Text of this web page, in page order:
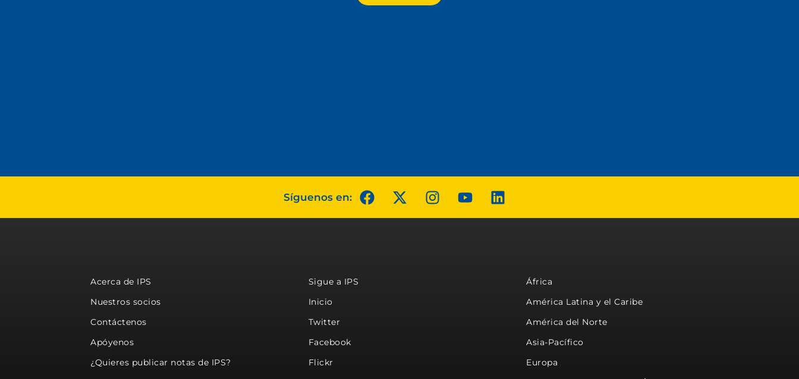
Síguenos en:
Acerca de IPS
Nuestros socios
Contáctenos
Apóyenos
¿Quieres publicar notas de IPS?
Sigue a IPS
Inicio
Twitter
Facebook
Flickr
África
América Latina y el Caribe
América del Norte
Asia-Pacífico
Europa